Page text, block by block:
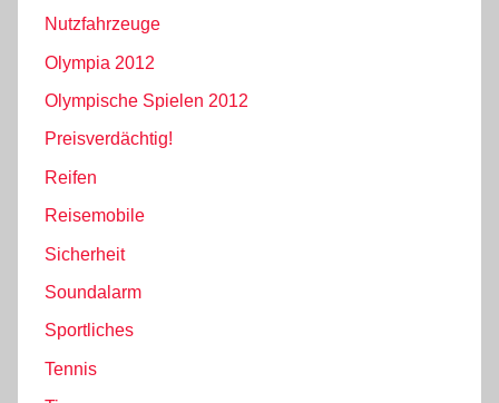
Nutzfahrzeuge
Olympia 2012
Olympische Spielen 2012
Preisverdächtig!
Reifen
Reisemobile
Sicherheit
Soundalarm
Sportliches
Tennis